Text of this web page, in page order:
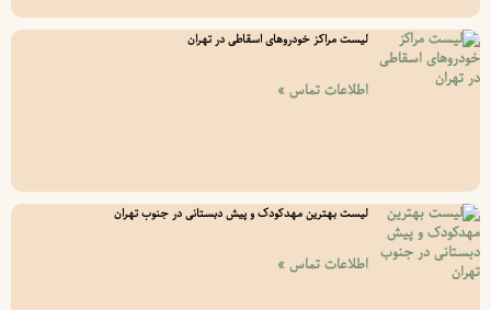
لیست مراکز خودروهای اسقاطی در تهران
اطلاعات تماس »
لیست بهترین مهدکودک و پیش دبستانی در جنوب تهران
اطلاعات تماس »